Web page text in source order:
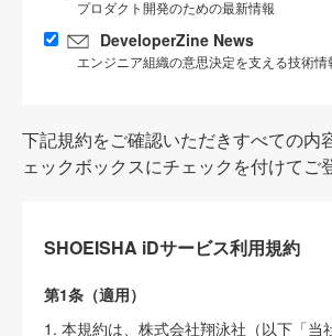
プロダクト開発のための最新情報
DeveloperZine News
エンジニア組織の意思決定を支える技術情
下記規約をご確認いただきすべての内
ェックボックスにチェックを付けてご
SHOEISHA iDサービス利用規約
第1条（適用）
1. 本規約は、株式会社翔泳社（以下「当